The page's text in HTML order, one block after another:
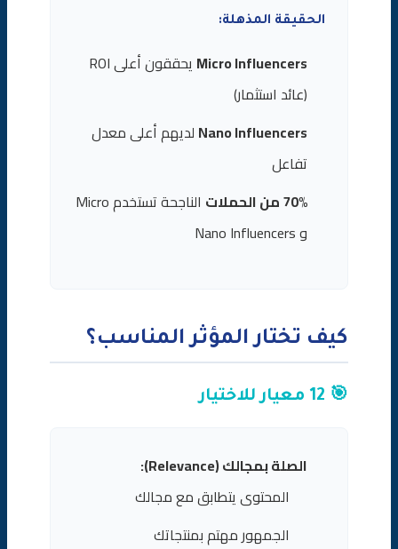
الحقيقة المذهلة:
Micro Influencers
يحققون أعلى ROI
(عائد استثمار)
Nano Influencers لديهم أعلى معدل
تفاعل
70% من الحملات
الناجحة تستخدم Micro
و Nano Influencers
كيف تختار المؤثر المناسب؟
🎯 12 معيار للاختيار
الصلة بمجالك (Relevance):
المحتوى يتطابق مع مجالك
الجمهور مهتم بمنتجاتك